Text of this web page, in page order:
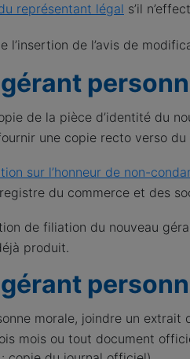
représentant légal s’il
l’insertion de l’avis de
de la pièce d’identité du
une copie recto verso
sur l’honneur de non-
du commerce et des
de filiation du nouveau
produit.
morale, joindre un
mois ou tout document